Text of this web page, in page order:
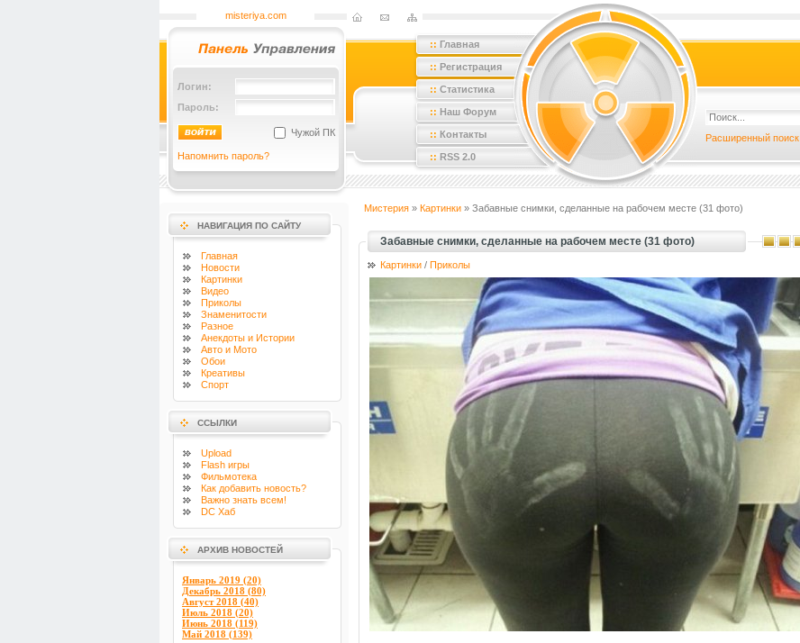
misteriya.com
Логин:
Пароль:
Чужой ПК
Напомнить пароль?
:: Главная
:: Регистрация
:: Статистика
:: Наш Форум
:: Контакты
:: RSS 2.0
Расширенный поиск
НАВИГАЦИЯ ПО САЙТУ
Главная
Новости
Картинки
Видео
Приколы
Знаменитости
Разное
Анекдоты и Истории
Авто и Мото
Обои
Креативы
Спорт
ССЫЛКИ
Upload
Flash игры
Фильмотека
Как добавить новость?
Важно знать всем!
DC Хаб
АРХИВ НОВОСТЕЙ
Январь 2019 (20)
Декабрь 2018 (80)
Август 2018 (40)
Июль 2018 (20)
Июнь 2018 (119)
Май 2018 (139)
Мистерия » Картинки » Забавные снимки, сделанные на рабочем месте (31 фото)
Забавные снимки, сделанные на рабочем месте (31 фото)
Картинки / Приколы